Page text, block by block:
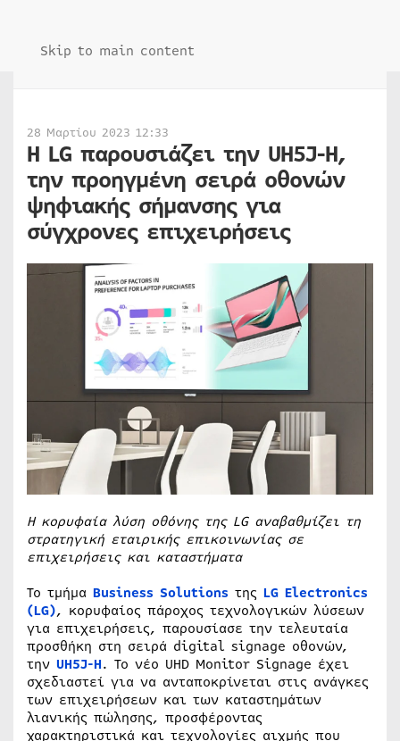
Skip to main content
28 Μαρτίου 2023 12:33
Η LG παρουσιάζει την UH5J-H,
την προηγμένη σειρά οθονών
ψηφιακής σήμανσης για
σύγχρονες επιχειρήσεις
Η κορυφαία λύση οθόνης της LG αναβαθμίζει τη
στρατηγική εταιρικής επικοινωνίας σε
επιχειρήσεις και καταστήματα
Το τμήμα Business Solutions της LG Electronics
(LG), κορυφαίος πάροχος τεχνολογικών λύσεων
για επιχειρήσεις, παρουσίασε την τελευταία
προσθήκη στη σειρά digital signage οθονών,
την UH5J-H. Το νέo UHD Monitor Signage έχει
σχεδιαστεί για να ανταποκρίνεται στις ανάγκες
των επιχειρήσεων και των καταστημάτων
λιανικής πώλησης, προσφέροντας
χαρακτηριστικά και τεχνολογίες αιχμής που